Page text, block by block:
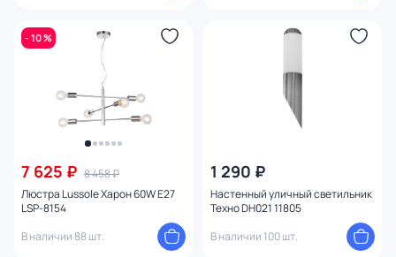
- 10 %
7 625 ₽ 8 458 ₽
Люстра Lussole Харон 60W E27
LSP-8154
В наличии 88 шт.
1 290 ₽
Настенный уличный светильник
Техно DH021 11805
В наличии 100 шт.